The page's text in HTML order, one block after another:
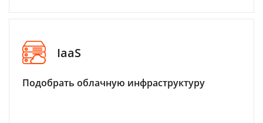
IaaS
Подобрать облачную инфраструктуру